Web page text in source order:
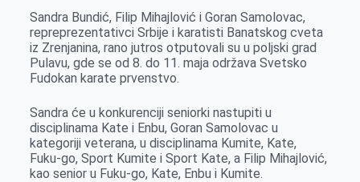
b
o
o
k
e
n
g
e
r
e
d
I
n
r
s
A
p
l
Sandra Bundić, Filip Mihajlović i Goran Samolovac,
repreprezentativci Srbije i karatisti Banatskog cveta
iz Zrenjanina, rano jutros otputovali su u poljski grad
Pulavu, gde se od 8. do 11. maja održava Svetsko
Fudokan karate prvenstvo.
Sandra će u konkurenciji seniorki nastupiti u
disciplinama Kate i Enbu, Goran Samolovac u
kategoriji veterana, u disciplinama Kumite, Kate,
Fuku-go, Sport Kumite i Sport Kate, a Filip Mihajlović,
kao senior u Fuku-go, Kate, Enbu i Kumite.